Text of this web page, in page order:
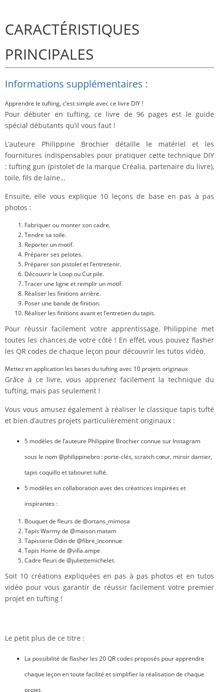
CARACTÉRISTIQUES
PRINCIPALES
Informations supplémentaires :
Apprendre le tufting, c’est simple avec ce livre DIY !
Pour débuter en tufting, ce livre de 96 pages est le guide
spécial débutants qu’il vous faut !
L’auteure Philippine Brochier détaille le matériel et les
fournitures indispensables pour pratiquer cette technique DIY
: tufting gun (pistolet de la marque Créalia, partenaire du livre),
toile, fils de laine…
Ensuite, elle vous explique 10 leçons de base en pas à pas
photos :
Fabriquer ou monter son cadre.
Tendre sa toile.
Reporter un motif.
Préparer ses pelotes.
Préparer son pistolet et l’entretenir.
Découvrir le Loop ou Cut pile.
Tracer une ligne et remplir un motif.
Réaliser les finitions arrière.
Poser une bande de finition.
Réaliser les finitions avant et l’entretien du tapis.
Pour réussir facilement votre apprentissage, Philippine met
toutes les chances de votre côté ! En effet, vous pouvez flasher
les QR codes de chaque leçon pour découvrir les tutos vidéo.
Mettez en application les bases du tufting avec 10 projets originaux
Grâce à ce livre, vous apprenez facilement la technique du
tufting, mais pas seulement !
Vous vous amusez également à réaliser le classique tapis tufté
et bien d’autres projets particulièrement originaux :
5 modèles de l’auteure Philippine Brochier connue sur Instagram
sous le nom @philippinebro : porte-clés, scratch cœur, miroir damier,
tapis coquillo et tabouret tufté.
5 modèles en collaboration avec des créatrices inspirées et
inspirantes :
Bouquet de fleurs de @ortans_mimosa
Tapis Warmy de @maison.matam
Tapisserie Odin de @fibre_inconnue
Tapis Home de @villa.ampe
Cadre fleuri de @juliettemichelet.
Soit 10 créations expliquées en pas à pas photos et en tutos
vidéo pour vous garantir de réussir facilement votre premier
projet en tufting !
Le petit plus de ce titre :
La possibilité de flasher les 20 QR codes proposés pour apprendre
chaque leçon en toute facilité et simplifier la réalisation de chaque
projet.